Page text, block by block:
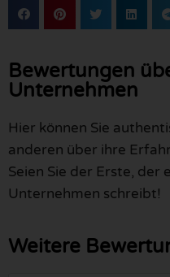
Bewertungen
Unternehmen
Hier können Sie
anderen über ihre
Seien Sie der Erste, der
Unternehmen schreibt!
Weitere